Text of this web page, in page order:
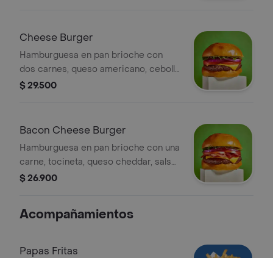
Cheese Burger
Hamburguesa en pan brioche con
dos carnes, queso americano, cebolla
morada, tomate, lechuga y salsa
$ 29.500
Bacon Cheese Burger
Hamburguesa en pan brioche con una
carne, tocineta, queso cheddar, salsa
burger, cebolla morada, tomate y
$ 26.900
Acompañamientos
Papas Fritas